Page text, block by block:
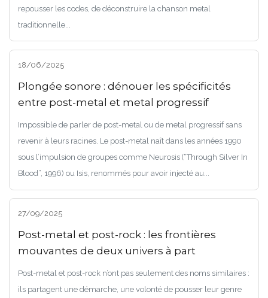
repousser les codes, de déconstruire la chanson metal
traditionnelle...
18/06/2025
Plongée sonore : dénouer les spécificités
entre post-metal et metal progressif
Impossible de parler de post-metal ou de metal progressif sans
revenir à leurs racines. Le post-metal naît dans les années 1990
sous l’impulsion de groupes comme Neurosis (“Through Silver In
Blood”, 1996) ou Isis, renommés pour avoir injecté au...
27/09/2025
Post-metal et post-rock : les frontières
mouvantes de deux univers à part
Post-metal et post-rock n’ont pas seulement des noms similaires :
ils partagent une démarche, une volonté de pousser leur genre